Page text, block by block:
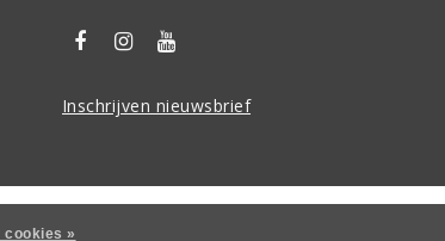
Inschrijven nieuwsbrief
cookies »